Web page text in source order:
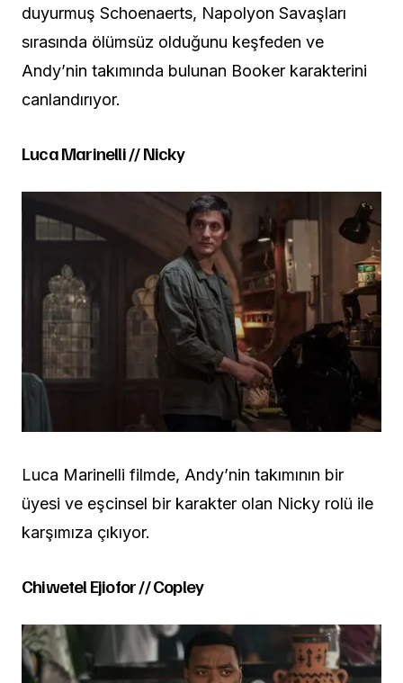
duyurmuş Schoenaerts, Napolyon Savaşları
sırasında ölümsüz olduğunu keşfeden ve
Andy’nin takımında bulunan Booker karakterini
canlandırıyor.
Luca Marinelli // Nicky
Luca Marinelli filmde, Andy’nin takımının bir
üyesi ve eşcinsel bir karakter olan Nicky rolü ile
karşımıza çıkıyor.
Chiwetel Ejiofor // Copley